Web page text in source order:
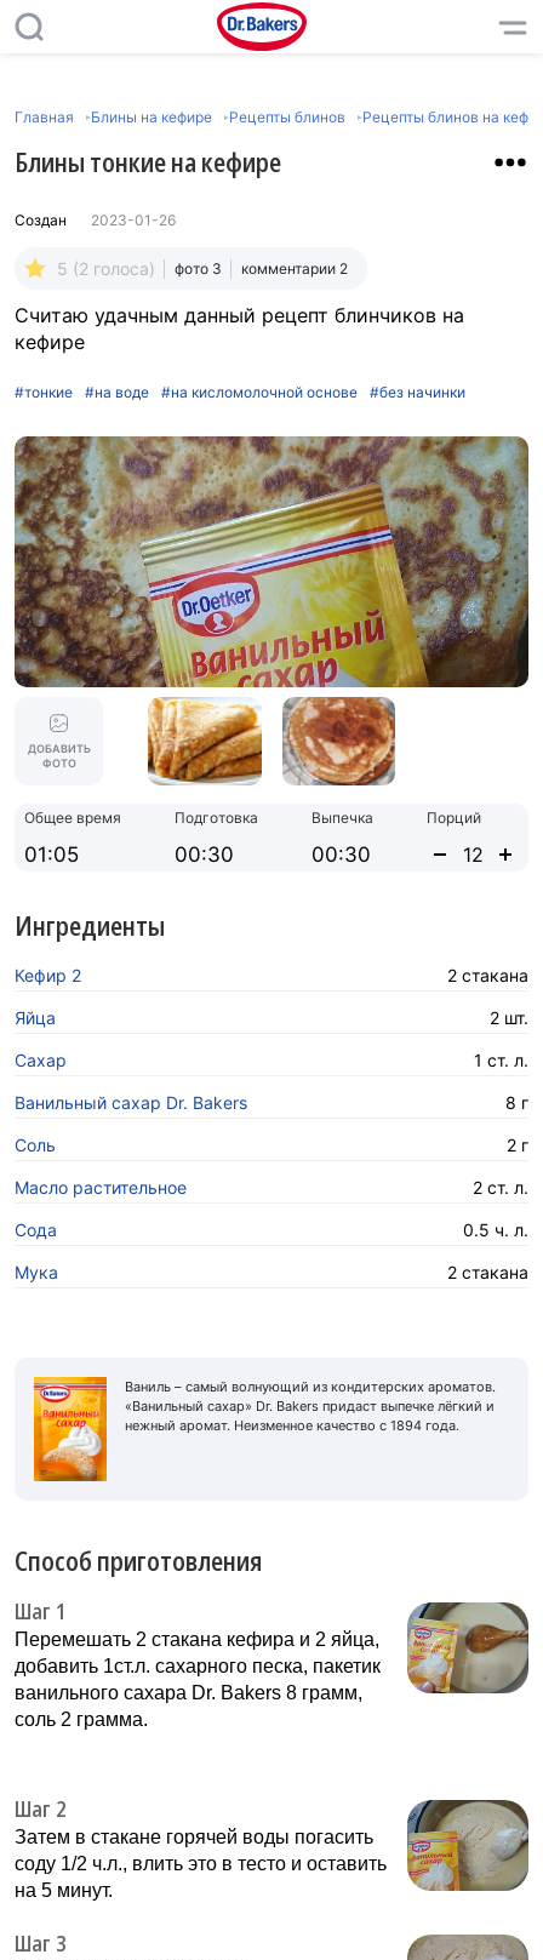
Главная Блины на кефире Рецепты блинов Рецепты блинов на
Блины тонкие на кефире
Создан 2023-01-26
5 (2 голоса) фото 3 комментарии 2
Считаю удачным данный рецепт блинчиков на
кефире
#тонкие #на воде #на кисломолочной основе #без начинки
ДОБАВИТЬ
ФОТО
Общее время
01:05
Подготовка
00:30
Выпечка
00:30
Порций
Ингредиенты
Кефир 2 2 стакана
Яйца 2 шт.
Сахар 1 ст. л.
Ванильный сахар Dr. Bakers 8 г
Соль 2 г
Масло растительное 2 ст. л.
Сода 0.5 ч. л.
Мука 2 стакана
Ваниль – самый волнующий из кондитерских ароматов.
«Ванильный сахар» Dr. Bakers придаст выпечке лёгкий и
нежный аромат. Неизменное качество с 1894 года.
Способ приготовления
Шаг 1
Перемешать 2 стакана кефира и 2 яйца,
добавить 1ст.л. сахарного песка, пакетик
ванильного сахара Dr. Bakers 8 грамм,
соль 2 грамма.
Шаг 2
Затем в стакане горячей воды погасить
соду 1/2 ч.л., влить это в тесто и оставить
на 5 минут.
Шаг 3